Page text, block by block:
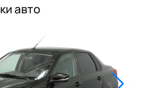
авто